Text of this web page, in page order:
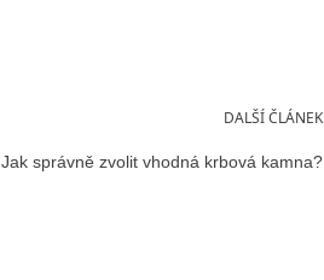
DALŠÍ ČLÁNEK
Jak správně zvolit vhodná krbová kamna?